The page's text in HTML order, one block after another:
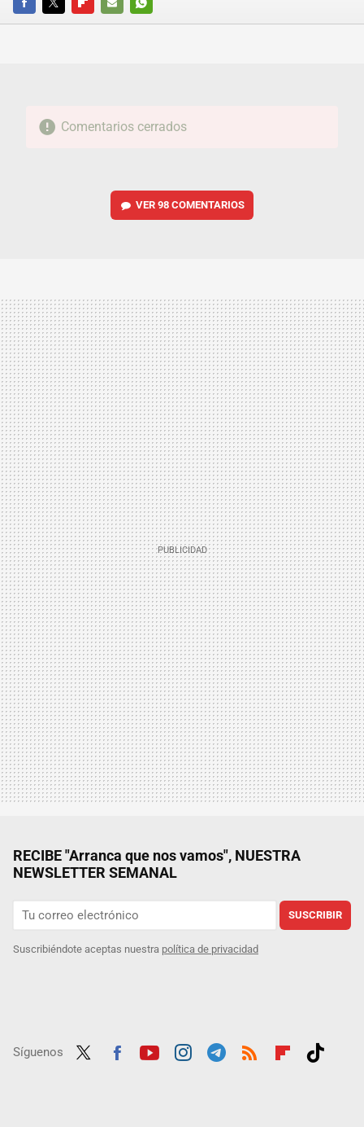
FACEBOOKTWITTERFLIPBOARD
E-
WHATSAPP
Comentarios cerrados
VER 98 COMENTARIOS
RECIBE "Arranca que nos vamos", NUESTRA
NEWSLETTER SEMANAL
SUSCRIBIR
Suscribiéndote aceptas nuestra política de privacidad
Síguenos